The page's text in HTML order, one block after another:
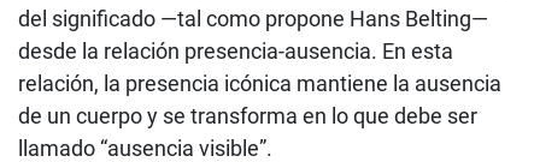
del significado —tal como propone Hans Belting—
desde la relación presencia-ausencia. En esta
relación, la presencia icónica mantiene la ausencia
de un cuerpo y se transforma en lo que debe ser
llamado “ausencia visible”.